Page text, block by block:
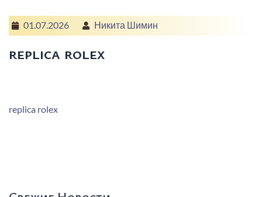
01.07.2026 Никита Шимин
replica rolex
replica rolex